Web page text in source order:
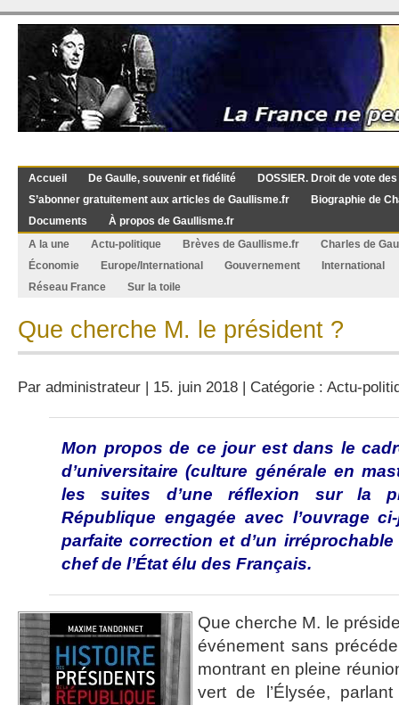
Accueil De Gaulle, souvenir et fidélité
DOSSIER. Droit de vote
S’abonner gratuitement aux articles de Gaullisme.fr
Biographie de
Documents
À propos de Gaullisme.fr
A la une
Actu-politique Brèves de Gaullisme.fr
Charles de
Économie
Europe/International Gouvernement
International
Réseau France
Sur la toile
Que cherche M. le président ?
Par administrateur | 15. juin 2018 | Catégorie : Actu-
Mon propos de ce jour est dans le
d’universitaire (culture générale en
les suites d’une réflexion sur la
République engagée avec l’ouvrage
parfaite correction et d’un
chef de l’État élu des Français.
Que cherche M. le
événement sans
montrant en pleine
vert de l’Élysée,